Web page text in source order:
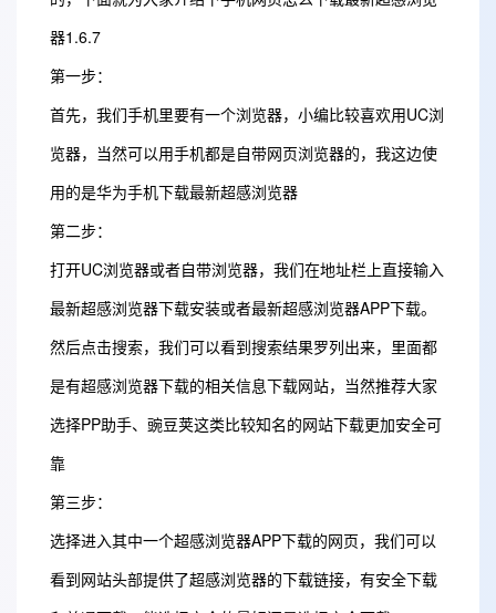
器1.6.7
第一步：
首先，我们手机里要有一个浏览器，小编比较喜欢用UC浏
览器，当然可以用手机都是自带网页浏览器的，我这边使
用的是华为手机下载最新超感浏览器
第二步：
打开UC浏览器或者自带浏览器，我们在地址栏上直接输入
最新超感浏览器下载安装或者最新超感浏览器APP下载。
然后点击搜索，我们可以看到搜索结果罗列出来，里面都
是有超感浏览器下载的相关信息下载网站，当然推荐大家
选择PP助手、豌豆荚这类比较知名的网站下载更加安全可
靠
第三步：
选择进入其中一个超感浏览器APP下载的网页，我们可以
看到网站头部提供了超感浏览器的下载链接，有安全下载